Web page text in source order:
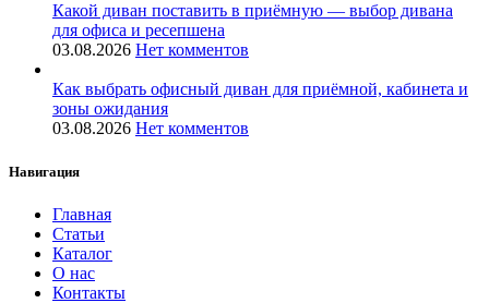
Какой диван поставить в приёмную — выбор дивана
для офиса и ресепшена
03.08.2026 Нет комментов
Как выбрать офисный диван для приёмной, кабинета и
зоны ожидания
03.08.2026 Нет комментов
Навигация
Главная
Статьи
Каталог
О нас
Контакты